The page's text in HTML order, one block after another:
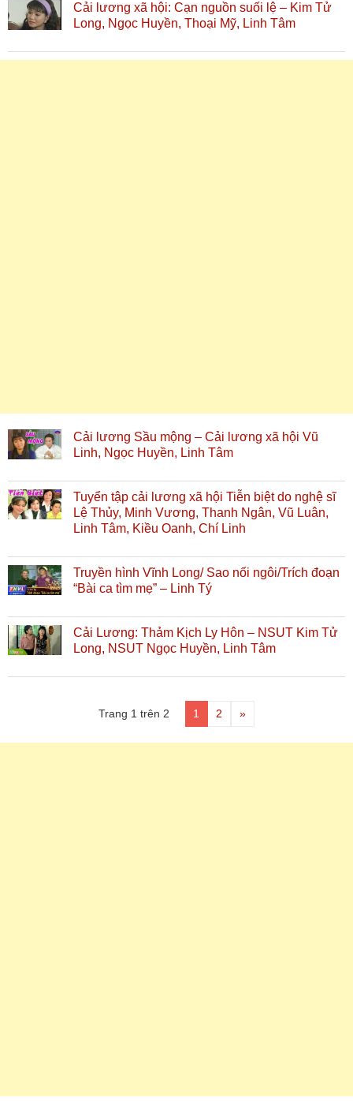
Cải lương xã hội: Cạn nguồn suối lệ – Kim Tử
Long, Ngọc Huyền, Thoại Mỹ, Linh Tâm
Cải lương Sầu mộng – Cải lương xã hội Vũ
Linh, Ngọc Huyền, Linh Tâm
Tuyển tập cải lương xã hội Tiễn biệt do nghệ sĩ
Lệ Thủy, Minh Vương, Thanh Ngân, Vũ Luân,
Linh Tâm, Kiều Oanh, Chí Linh
Truyền hình Vĩnh Long/ Sao nối ngôi/Trích đoạn
“Bài ca tìm mẹ” – Linh Tý
Cải Lương: Thảm Kịch Ly Hôn – NSUT Kim Tử
Long, NSUT Ngọc Huyền, Linh Tâm
Trang 1 trên 2 1 2 »